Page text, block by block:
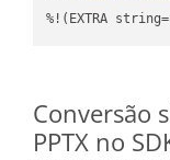
%!(EXTRA
Conversão
PPTX no